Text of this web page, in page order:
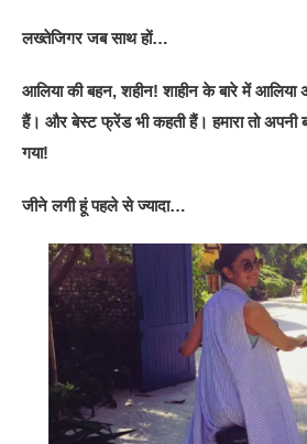
लख्तेजिगर जब साथ हों…
आलिया की बहन, शहीन! शाहीन के बारे में आलिया
हैं। और बेस्ट फ्रेंड भी कहती हैं। हमारा तो अपनी
गया!
जीने लगी हूं पहले से ज्यादा…